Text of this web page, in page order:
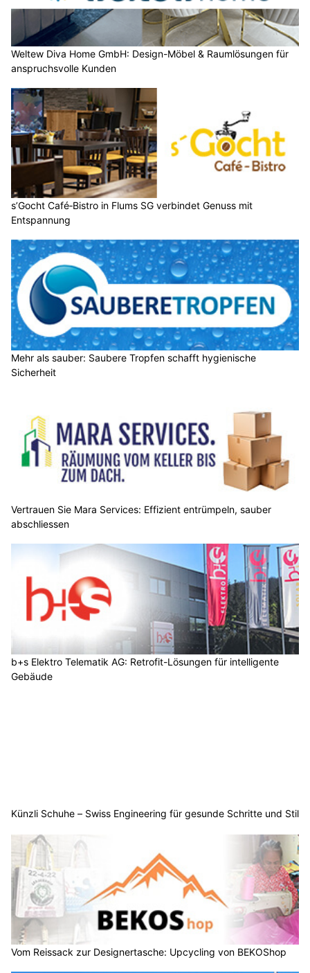
Weltew Diva Home GmbH: Design-Möbel & Raumlösungen für
anspruchsvolle Kunden
s’Gocht Café‑Bistro in Flums SG verbindet Genuss mit
Entspannung
Mehr als sauber: Saubere Tropfen schafft hygienische
Sicherheit
Vertrauen Sie Mara Services: Effizient entrümpeln, sauber
abschliessen
b+s Elektro Telematik AG: Retrofit-Lösungen für intelligente
Gebäude
Künzli Schuhe – Swiss Engineering für gesunde Schritte und Stil
Vom Reissack zur Designertasche: Upcycling von BEKOShop